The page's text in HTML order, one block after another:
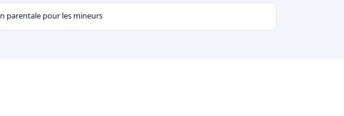
parentale pour les mineurs